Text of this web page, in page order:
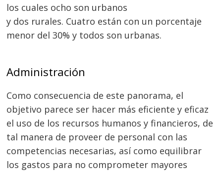
los cuales ocho son urbanos
y dos rurales. Cuatro están con un porcentaje
menor del 30% y todos son urbanas.
Administración
Como consecuencia de este panorama, el
objetivo parece ser hacer más eficiente y eficaz
el uso de los recursos humanos y financieros, de
tal manera de proveer de personal con las
competencias necesarias, así como equilibrar
los gastos para no comprometer mayores